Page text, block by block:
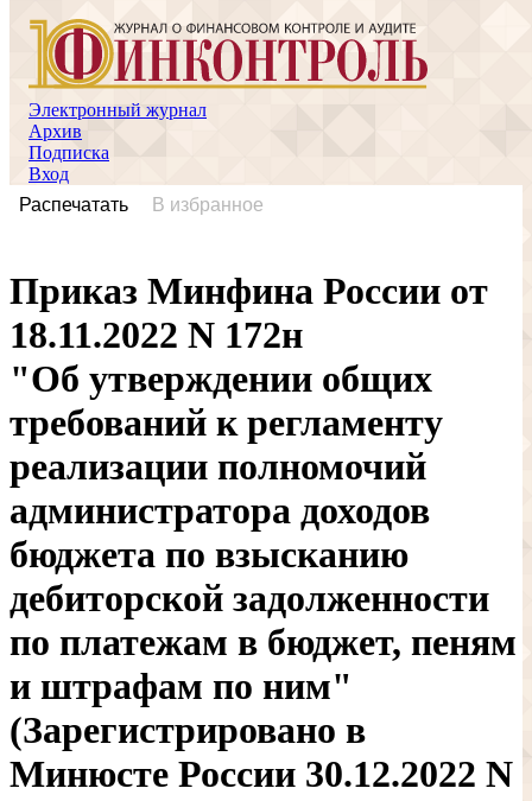
Электронный журнал
Архив
Подписка
Вход
Распечатать
В избранное
Приказ Минфина России от
18.11.2022 N 172н
"Об утверждении общих
требований к регламенту
реализации полномочий
администратора доходов
бюджета по взысканию
дебиторской задолженности
по платежам в бюджет, пеням
и штрафам по ним"
(Зарегистрировано в
Минюсте России 30.12.2022 N